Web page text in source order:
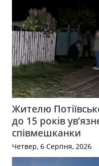
Жителю
до 15 років
співмешканки
Четвер, 6 Серпня, 2026